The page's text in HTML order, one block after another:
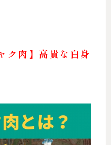
ク肉】高貴な白身